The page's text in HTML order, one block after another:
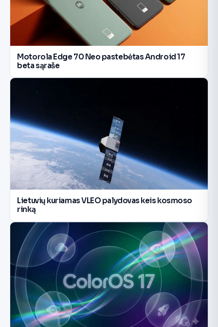
Motorola Edge 70 Neo pastebėtas Android 17
beta sąraše
Lietuvių kuriamas VLEO palydovas keis kosmoso
rinką